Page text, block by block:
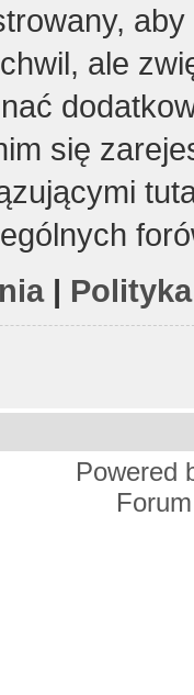
ale
się
|
Powered